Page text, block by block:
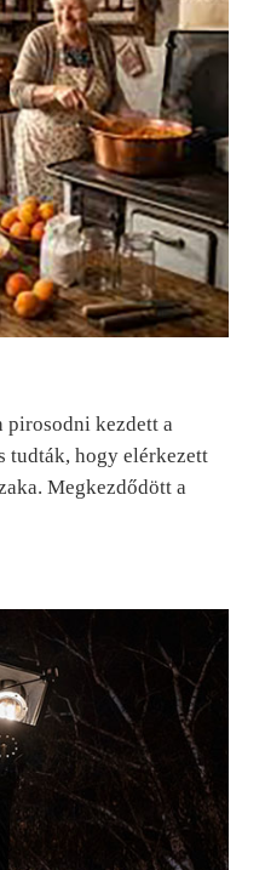
kezdett a
tudták, hogy elérkezett
Megkezdődött a